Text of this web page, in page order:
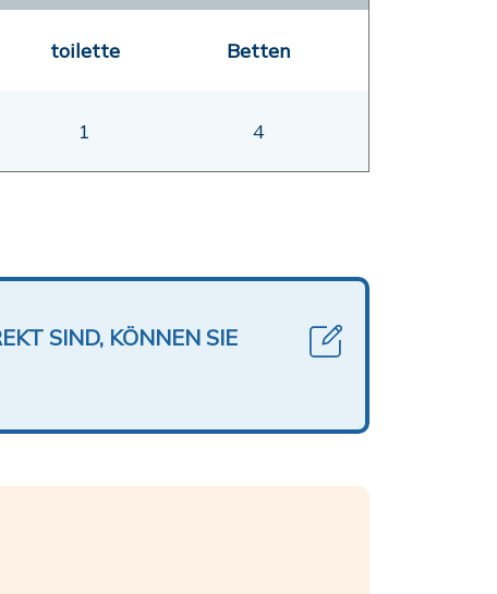
toilette Betten
1 4
SIND, KÖNNEN SIE